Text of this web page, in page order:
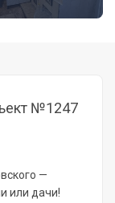
№1247
—
или дачи!